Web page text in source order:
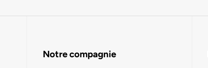
Notre compagnie